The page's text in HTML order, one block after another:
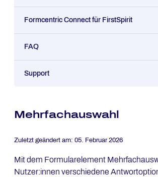
Formcentric Connect für FirstSpirit
FAQ
Support
Mehrfachauswahl
Zuletzt geändert am: 05. Februar 2026
Mit dem Formularelement
Nutzer:innen verschiedene